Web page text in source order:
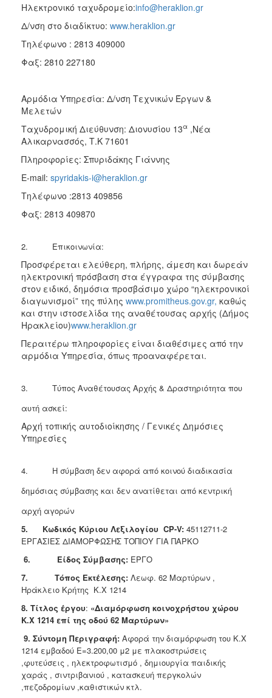
ΠΟΛΙΤΙΣΜΟΣ
Ηλεκτρονικό ταχυδρομείο:info@heraklion.gr
Δ/νση στο διαδίκτυο: www.heraklion.gr
Tηλέφωνο : 2813 409000
Φαξ: 2810 227180
Αρμόδια Υπηρεσία: Δ/νση Τεχνικών Έργων &
Μελετών
Ταχυδρομική Διεύθυνση: Διονυσίου 13α ,Νέα
Αλικαρνασσός, Τ.Κ 71601
Πληροφορίες: Σπυριδάκης Γιάννης
E-mail: spyridakis-i@heraklion.gr
Τηλέφωνο :2813 409856
Φαξ: 2813 409870
2. Επικοινωνία:
Προσφέρεται ελεύθερη, πλήρης, άμεση και δωρεάν
ηλεκτρονική πρόσβαση στα έγγραφα της σύμβασης
στον ειδικό, δημόσια προσβάσιμο χώρο “ηλεκτρονικοί
διαγωνισμοί” της πύλης www.promitheus.gov.gr, καθώς
και στην ιστοσελίδα της αναθέτουσας αρχής (Δήμος
Ηρακλείου)www.heraklion.gr
Περαιτέρω πληροφορίες είναι διαθέσιμες από την
αρμόδια Υπηρεσία, όπως προαναφέρεται.
3. Τύπος Αναθέτουσας Αρχής & Δραστηριότητα που
αυτή ασκεί:
Αρχή τοπικής αυτοδιοίκησης / Γενικές Δημόσιες
Υπηρεσίες
4. Η σύμβαση δεν αφορά από κοινού διαδικασία
δημόσιας σύμβασης και δεν ανατίθεται από κεντρική
αρχή αγορών
5.
Κωδικός Κύριου Λεξιλογίου CP-V: 45112711-2
ΕΡΓΑΣΙΕΣ ΔΙΑΜΟΡΦΩΣΗΣ ΤΟΠΙΟΥ ΓΙΑ ΠΑΡΚΟ
6. Είδος Σύμβασης: ΕΡΓΟ
7. Τόπος Εκτέλεσης: Λεωφ. 62 Μαρτύρων ,
Ηράκλειο Κρήτης Κ.Χ 1214
8. Τίτλος έργου: «Διαμόρφωση κοινοχρήστου χώρου
Κ.Χ 1214 επί της οδού 62 Μαρτύρων»
9. Σύντομη Περιγραφή: Αφορά την διαμόρφωση του Κ.Χ
1214 εμβαδού Ε=3.200,00 μ2 με πλακοστρώσεις
,φυτεύσεις , ηλεκτροφωτισμό , δημιουργία παιδικής
χαράς , σιντριβανιού , κατασκευή περγκολών
,πεζοδρομίων ,καθιστικών κτλ.